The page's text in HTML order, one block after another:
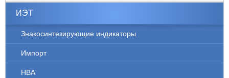
ИЭТ
Знакосинтезирующие индикаторы
Импорт
НВА